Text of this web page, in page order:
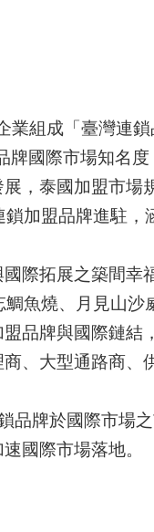
組成「臺灣連
國際市場知名度
，泰國加盟市
加盟品牌進駐
際拓展之築間
魚燒、月見山
品牌與國際鏈
、大型通路商
牌於國際市場
國際市場落地。